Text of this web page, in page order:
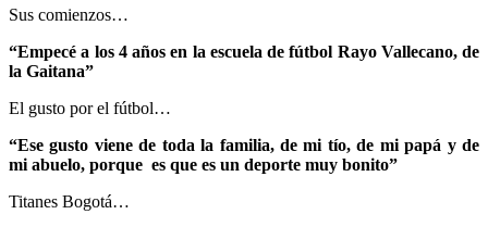
Sus comienzos…
“Empecé a los 4 años en la escuela de fútbol Rayo Vallecano, de
la Gaitana”
El gusto por el fútbol…
“Ese gusto viene de toda la familia, de mi tío, de mi papá y de
mi abuelo, porque es que es un deporte muy bonito”
Titanes Bogotá…